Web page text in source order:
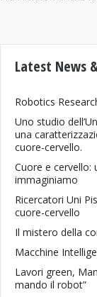
Latest News
Robotics
Uno studio
una
cuore-cervello.
Cuore e cervello:
immaginiamo
Ricercatori Uni
cuore-cervello
Il mistero della
Macchine
Lavori green,
mando il robot”